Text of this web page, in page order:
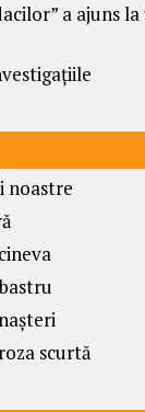
a ajuns la
noastre
scurtă